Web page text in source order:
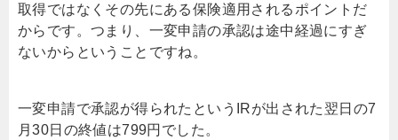
取得ではなくその先にある保険適用されるポイントだ
からです。つまり、一変申請の承認は途中経過にすぎ
ないからということですね。
一変申請で承認が得られたというIRが出された翌日の7
月30日の終値は799円でした。